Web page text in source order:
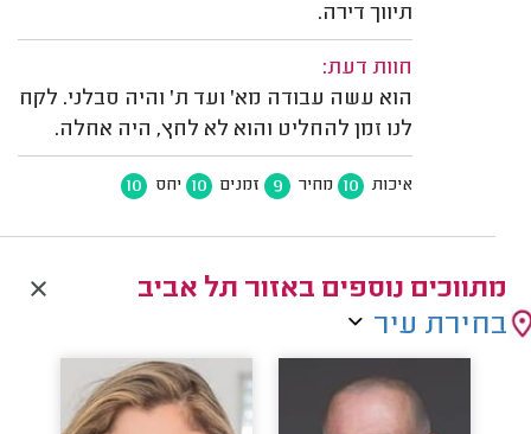
תיווך דירה.
חוות דעת:
הוא עשה עבודה מא' ועד ת' והיה סבלני. לקח
לנו זמן להחליט והוא לא לחץ, היה אחלה.
איכות 10 מחיר 9 זמנים 10 יחס 10
מתווכים נוספים באזור תל אביב
בחירת עיר